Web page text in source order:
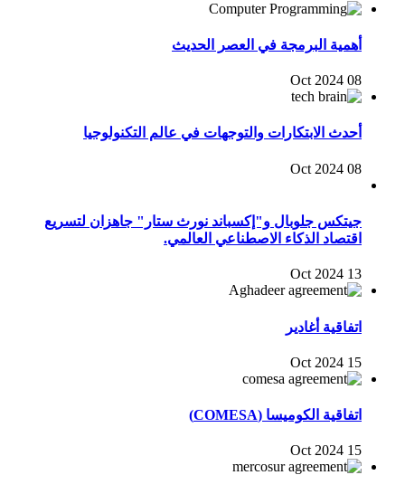
أهمية البرمجة في العصر الحديث
08 Oct 2024
أحدث الابتكارات والتوجهات في عالم التكنولوجيا
08 Oct 2024
جيتكس جلوبال و"إكسباند نورث ستار" جاهزان لتسريع
اقتصاد الذكاء الاصطناعي العالمي.
13 Oct 2024
اتفاقية أغادير
15 Oct 2024
اتفاقية الكوميسا (COMESA)
15 Oct 2024